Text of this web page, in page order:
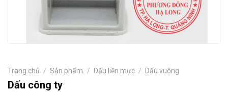
Trang chủ / Sản phẩm / Dấu liền mực / Dấu vuông
Dấu công ty